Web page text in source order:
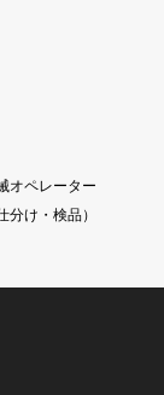
オペレーター
け・検品）